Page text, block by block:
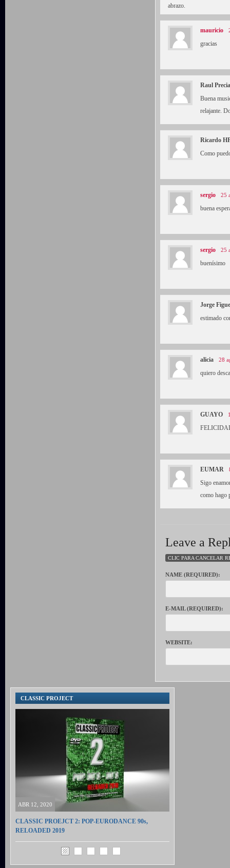
abrazo.
mauricio
gracias
Raul
Buena
relajante.
Ricardo
Como
sergio 25
buena
sergio 25
buenísimo
Jorge
estimado
alicia 28
quiero
GUAYO
EUMAR
Sigo
como hago
Leave a
CLIC PARA CANCELAR
NAME (REQUIRED):
E-MAIL (REQUIRED):
WEBSITE:
CLASSIC PROJECT
ABR 12, 2020
CLASSIC PROEJCT 2: POP-EURODANCE 90s,
RELOADED 2019